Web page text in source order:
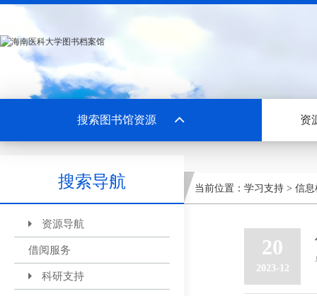
搜索图书馆资源 资
搜索导航
资源导航
借阅服务
科研支持
当前位置： 学习支持 > 信息
20
2023-12